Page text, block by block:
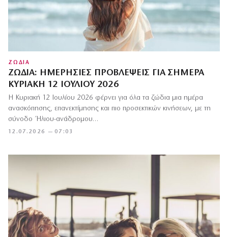
ΖΩΔΙΑ
ΖΏΔΙΑ: ΗΜΕΡΉΣΙΕΣ ΠΡΟΒΛΈΨΕΙΣ ΓΙΑ ΣΉΜΕΡΑ
ΚΥΡΙΑΚΉ 12 ΙΟΥΛΊΟΥ 2026
12.07.2026 — 07:03
Η Κυριακή 12 Ιουλίου 2026 φέρνει για όλα τα ζώδια μια ημέρα
ανασκόπησης, επανεκτίμησης και πιο προσεκτικών κινήσεων, με τη
σύνοδο Ήλιου-ανάδρομου…